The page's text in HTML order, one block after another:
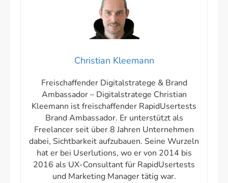
Christian Kleemann
Freischaffender Digitalstratege & Brand
Ambassador – Digitalstratege Christian
Kleemann ist freischaffender RapidUsertests
Brand Ambassador. Er unterstützt als
Freelancer seit über 8 Jahren Unternehmen
dabei, Sichtbarkeit aufzubauen. Seine Wurzeln
hat er bei Userlutions, wo er von 2014 bis
2016 als UX-Consultant für RapidUsertests
und Marketing Manager tätig war.